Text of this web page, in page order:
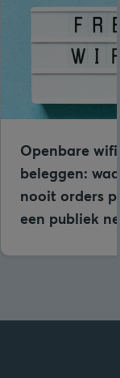
Openbare
beleggen:
nooit orders
een publiek